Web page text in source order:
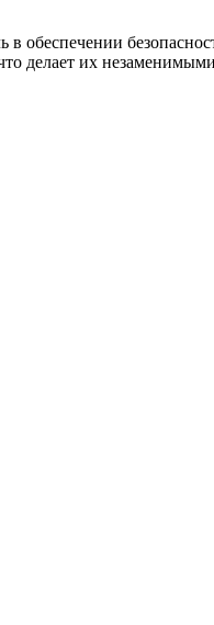
обеспечении
делает их